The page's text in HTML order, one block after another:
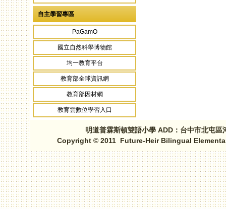
自主學習專區
PaGamO
國立自然科學博物館
均一教育平台
教育部全球資訊網
教育部因材網
教育雲數位學習入口
明道普霖斯頓雙語小學 ADD：台中市北屯
Copyright © 2011 Future-Heir Bilingual